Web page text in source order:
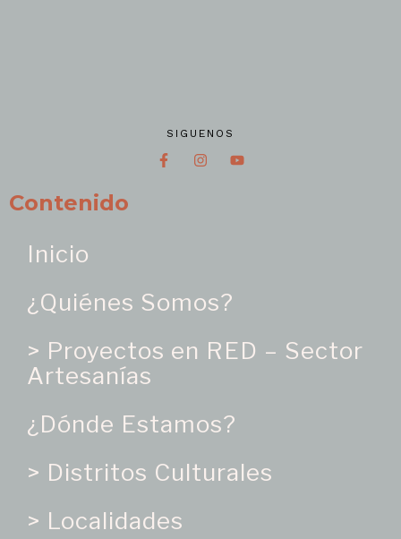
SIGUENOS
Contenido
Inicio
¿Quiénes Somos?
> Proyectos en RED – Sector
Artesanías
¿Dónde Estamos?
> Distritos Culturales
> Localidades